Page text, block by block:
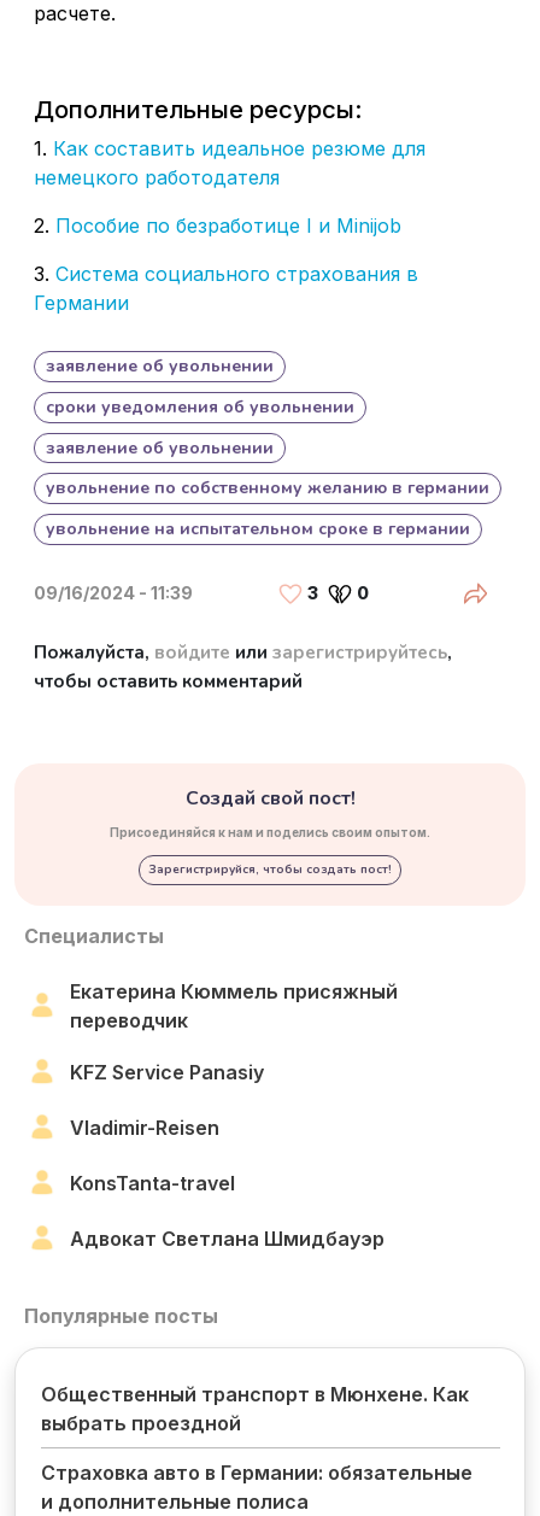
расчете.
Дополнительные ресурсы:
1. Как составить идеальное резюме для
немецкого работодателя
2. Пособие по безработице I и Minijob
3. Система социального страхования в
Германии
заявление об увольнении
сроки уведомления об увольнении
заявление об увольнении
увольнение по собственному желанию в германии​
увольнение на испытательном сроке в германии
09/16/2024 - 11:39 3 0 Share
Пожалуйста, войдите или зарегистрируйтесь,
чтобы оставить комментарий
Создай свой пост!
Присоединяйся к нам и поделись своим опытом.
Зарегистрируйся, чтобы создать пост!
Специалисты
Екатерина Кюммель присяжный
переводчик
KFZ Service Panasiy
Vladimir-Reisen
KonsTanta-travel
Адвокат Светлана Шмидбауэр
Популярные посты
Общественный транспорт в Мюнхене. Как
выбрать проездной
Страховка авто в Германии: обязательные
и дополнительные полиса